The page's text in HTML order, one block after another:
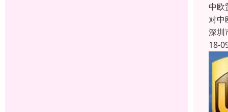
中欧
对中
深圳
18-